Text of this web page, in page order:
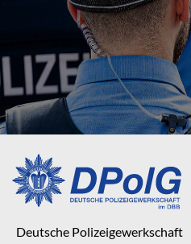
Deutsche Polizeigewerkschaft